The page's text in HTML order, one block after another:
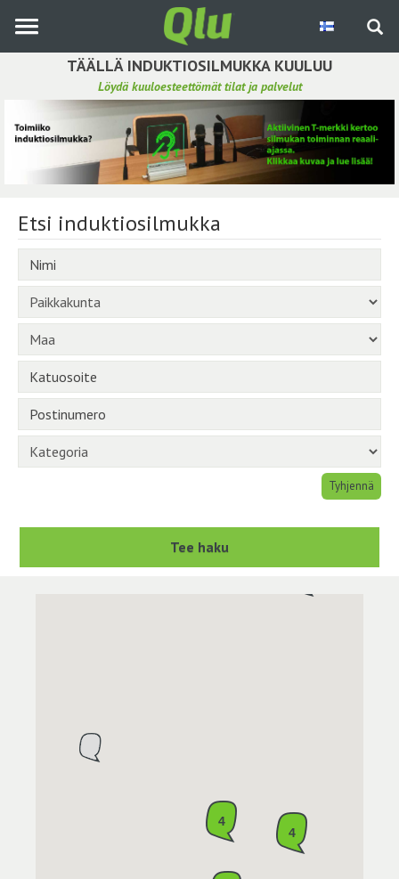
pääsisältöön
TÄÄLLÄ INDUKTIOSILMUKKA KUULUU
Löydä kuuloesteettömät tilat ja palvelut
Etsi induktiosilmukka
Tee ehdotus ja vaikuta kuulemiskokemukseen
Hae ehdotuksia
Käyttöohje
Yhteydenottopyyntö
Kirjaudu sisään
Etsi induktiosilmukka
Nimi
Paikkakunta
Maa
Katuosoite
Postinumero
Kategoria
Tyhjennä
Tee haku
4
4